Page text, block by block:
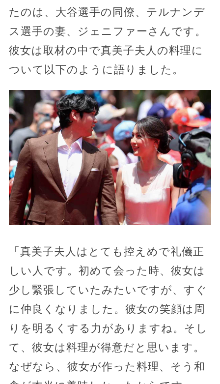
たのは、大谷選手の同僚、テルナンデ
ス選手の妻、ジェニファーさんです。
彼女は取材の中で真美子夫人の料理に
ついて以下のように語りました。
「真美子夫人はとても控えめで礼儀正
しい人です。初めて会った時、彼女は
少し緊張していたみたいですが、すぐ
に仲良くなりました。彼女の笑顔は周
りを明るくする力がありますね。そし
て、彼女は料理が得意だと思います。
なぜなら、彼女が作った料理、そう和